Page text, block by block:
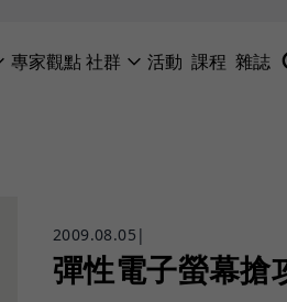
專家觀點社群 活動 課程 雜誌
2009.08.05 |
彈性電子螢幕搶